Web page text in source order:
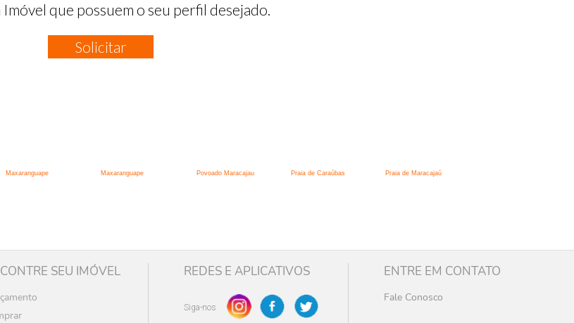
que possuem o seu perfil desejado.
Solicitar
Maxaranguape Maxaranguape Povoado Maracajau Praia de Caraúbas
Praia de Maracajaú
SEU IMÓVEL REDES E APLICATIVOS
Siga-nos
ENTRE EM CONTATO
Fale Conosco